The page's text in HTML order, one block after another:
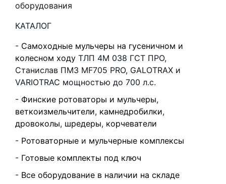
оборудования
КАТАЛОГ
Самоходные мульчеры на гусеничном и
колесном ходу ТЛП 4М 038 ГСТ ПРО,
Станислав ПМЗ MF705 PRO, GALOTRAX и
VARIOTRAC мощностью до 700 л.с.
Финские ротоваторы и мульчеры,
веткоизмельчители, камнедробилки,
дровоколы, шредеры, корчеватели
Ротоваторные и мульчерные комплексы
Готовые комплекты под ключ
Все оборудование в наличии на складе